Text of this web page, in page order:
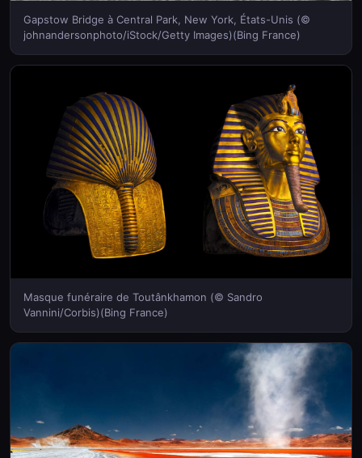
Gapstow Bridge à Central Park, New York, États-Unis (©
johnandersonphoto/iStock/Getty Images)(Bing France)
Masque funéraire de Toutânkhamon (© Sandro
Vannini/Corbis)(Bing France)